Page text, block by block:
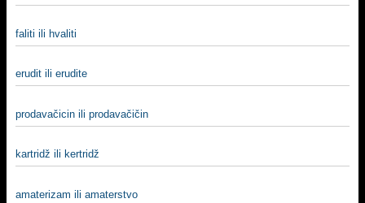
faliti ili hvaliti
erudit ili erudite
prodavačicin ili prodavačičin
kartridž ili kertridž
amaterizam ili amaterstvo